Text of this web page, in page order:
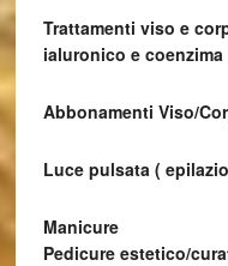
Trattamenti viso e
ialuronico e coenzima
Abbonamenti Viso/
Luce pulsata (
Manicure
Pedicure estetico/